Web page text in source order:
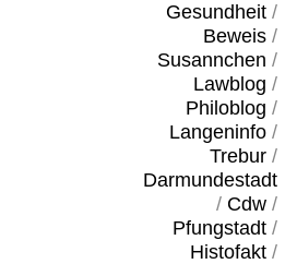
Gesundheit/
Beweis/
Susannchen /
Lawblog /
Philoblog /
Langeninfo/
Trebur/
Darmundestadt
/ Cdw/
Pfungstadt/
Histofakt/